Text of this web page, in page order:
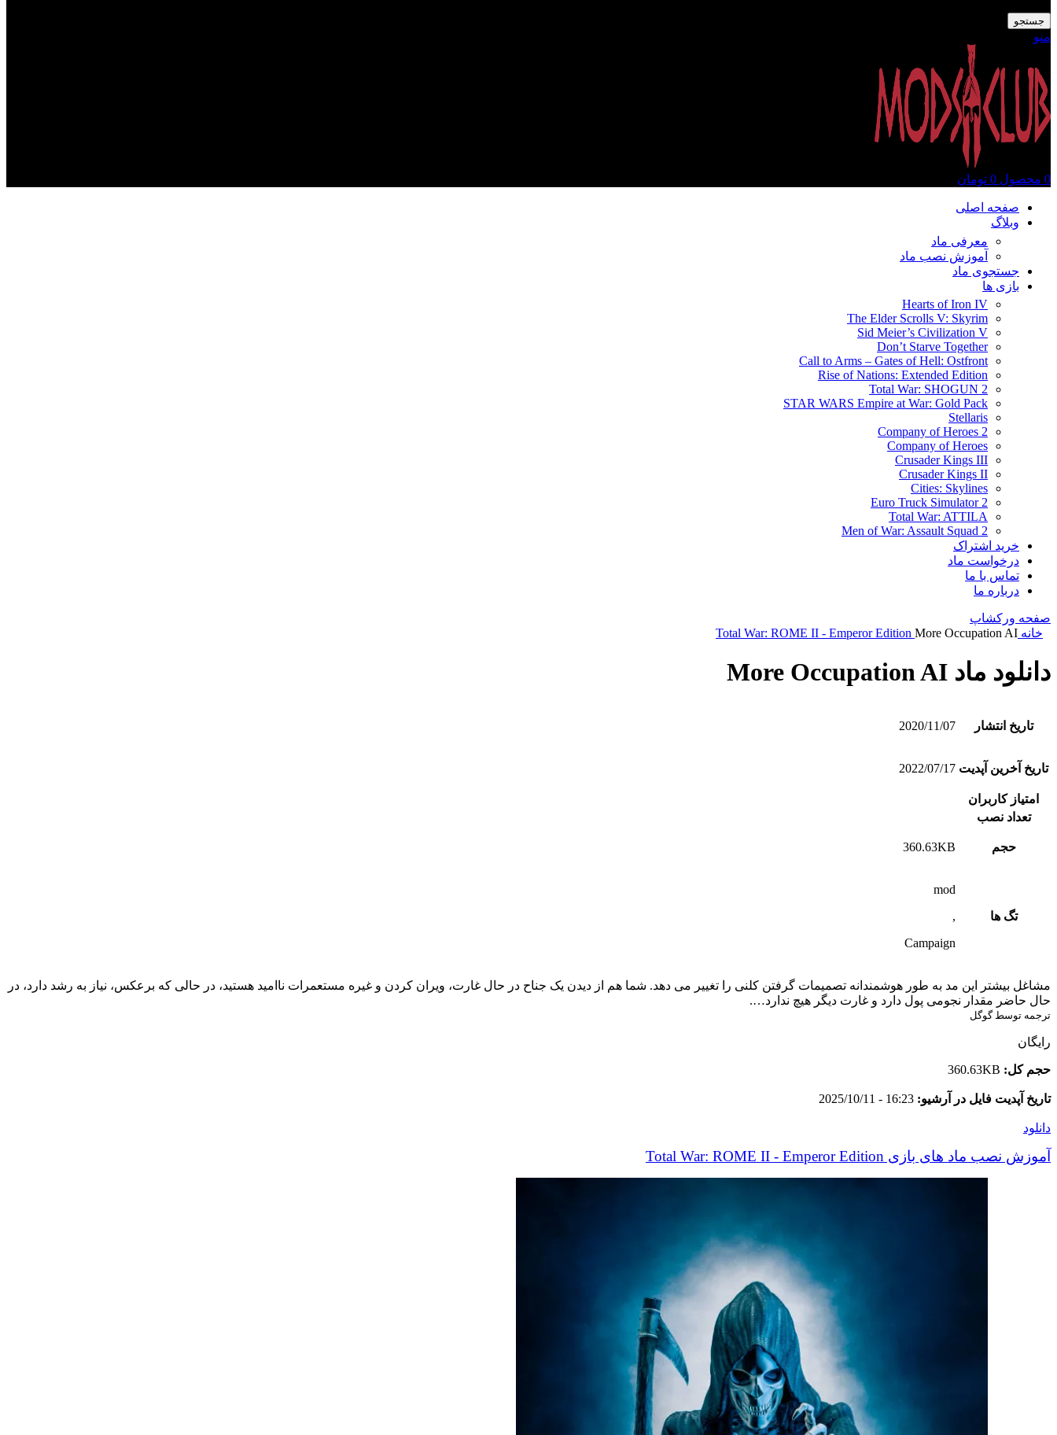
جستجو
منو
0 محصول 0 تومان
صفحه اصلی
وبلاگ
معرفی ماد
آموزش نصب ماد
جستجوی ماد
بازی ها
Hearts of Iron IV
The Elder Scrolls V: Skyrim
Sid Meier’s Civilization V
Don’t Starve Together
Call to Arms – Gates of Hell: Ostfront
Rise of Nations: Extended Edition
Total War: SHOGUN 2
STAR WARS Empire at War: Gold Pack
Stellaris
Company of Heroes 2
Company of Heroes
Crusader Kings III
Crusader Kings II
Cities: Skylines
Euro Truck Simulator 2
Total War: ATTILA
Men of War: Assault Squad 2
خرید اشتراک
درخواست ماد
تماس با ما
درباره ما
صفحه ورکشاپ
خانه
Total War: ROME II - Emperor Edition More Occupation AI
دانلود ماد More Occupation AI
تاریخ انتشار 2020/11/07
تاریخ آخرین آپدیت 2022/07/17
امتیاز کاربران
تعداد نصب
حجم 360.63KB
تگ ها
mod
,
Campaign
مشاغل بیشتر این مد به طور هوشمندانه تصمیمات گرفتن کلنی را تغییر می دهد. شما هم از دیدن یک جناح در حال غارت، ویران کردن و غیره مستعمرات ناامید هستید، در حالی که برعکس، نیاز به رشد دارد، در
حال حاضر مقدار نجومی پول دارد و غارت دیگر هیچ ندارد….
ترجمه توسط گوگل
رایگان
حجم کل: 360.63KB
تاریخ آپدیت فایل در آرشیو: 16:23 - 2025/10/11
دانلود
آموزش نصب ماد های بازی Total War: ROME II - Emperor Edition